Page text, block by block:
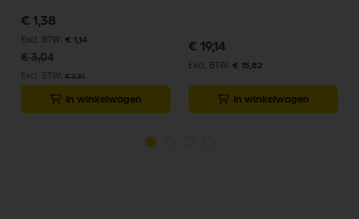
Speciale
prijs
€ 1,38
€ 1,14
€ 3,04
€ 2,51
In winkelwagen
€ 19,14
€ 15,82
In winkelwagen